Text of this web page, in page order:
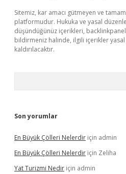
Sitemiz, kar amacı gütmeyen ve
platformudur. Hukuka ve yasal
düşündüğünüz içerikleri,
bildirmeniz halinde, ilgili içerikler
kaldırılacaktır.
Son yorumlar
En Büyük Çölleri Nelerdir için admin
En Büyük Çölleri Nelerdir için Zeliha
Yat Turizmi Nedir için admin